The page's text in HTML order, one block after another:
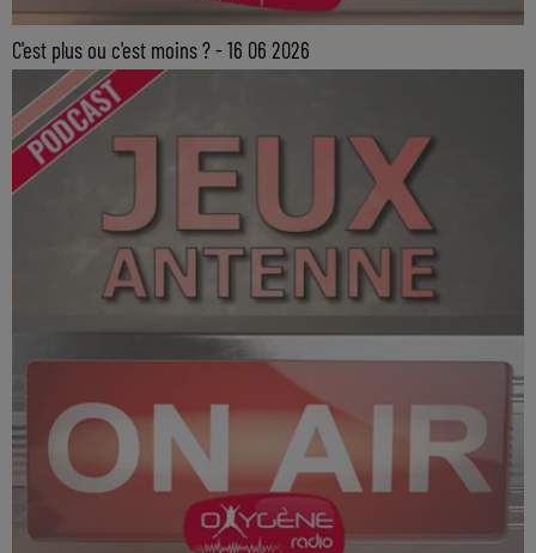
C'est plus ou c'est moins ? - 16 06 2026